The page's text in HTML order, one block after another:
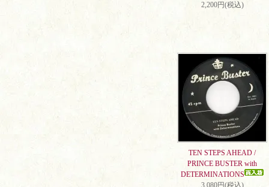
2,200円(税込)
TEN STEPS AHEAD /
PRINCE BUSTER with
DETERMINATIONS
3,080円(税込)